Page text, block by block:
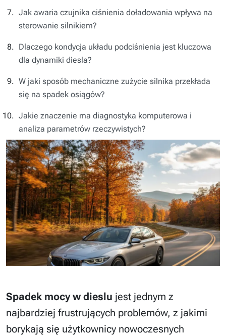
Jak awaria czujnika ciśnienia doładowania wpływa na
sterowanie silnikiem?
Dlaczego kondycja układu podciśnienia jest kluczowa
dla dynamiki diesla?
W jaki sposób mechaniczne zużycie silnika przekłada
się na spadek osiągów?
Jakie znaczenie ma diagnostyka komputerowa i
analiza parametrów rzeczywistych?
Spadek mocy w dieslu jest jednym z
najbardziej frustrujących problemów, z jakimi
borykają się użytkownicy nowoczesnych